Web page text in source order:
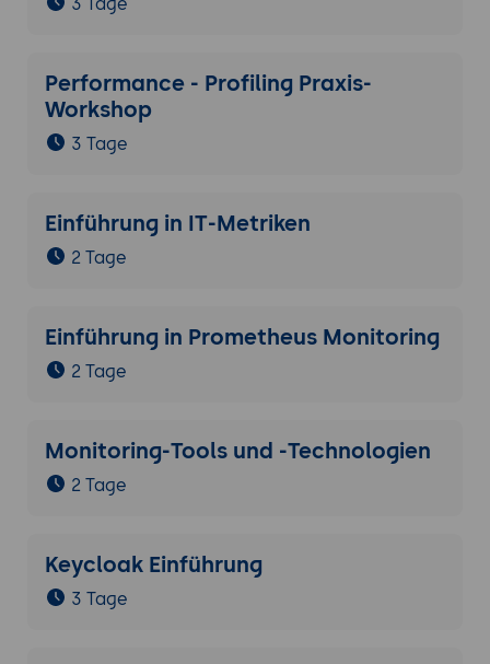
3 Tage
Performance - Profiling Praxis-
Workshop
3 Tage
Einführung in IT-Metriken
2 Tage
Einführung in Prometheus Monitoring
2 Tage
Monitoring-Tools und -Technologien
2 Tage
Keycloak Einführung
3 Tage